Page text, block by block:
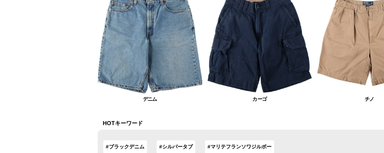
デニム カーゴ チノ
HOTキーワード
#ブラックデニム #シルバータブ #マリテフランソワジルボー